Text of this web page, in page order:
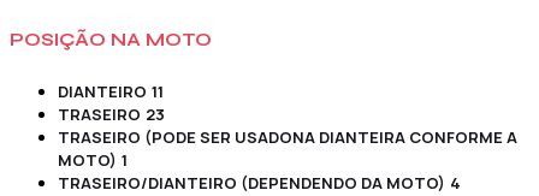
POSIÇÃO NA MOTO
DIANTEIRO 11
TRASEIRO 23
TRASEIRO (PODE SER USADONA DIANTEIRA CONFORME A
MOTO) 1
TRASEIRO/DIANTEIRO (DEPENDENDO DA MOTO) 4